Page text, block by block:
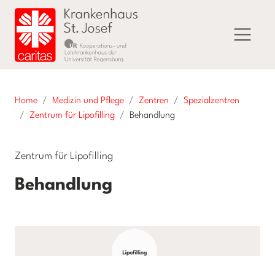
Home Medizin und Pflege Zentren
Spezialzentren
Zentrum für Lipofilling
Behandlung
Zentrum für Lipofilling
Behandlung